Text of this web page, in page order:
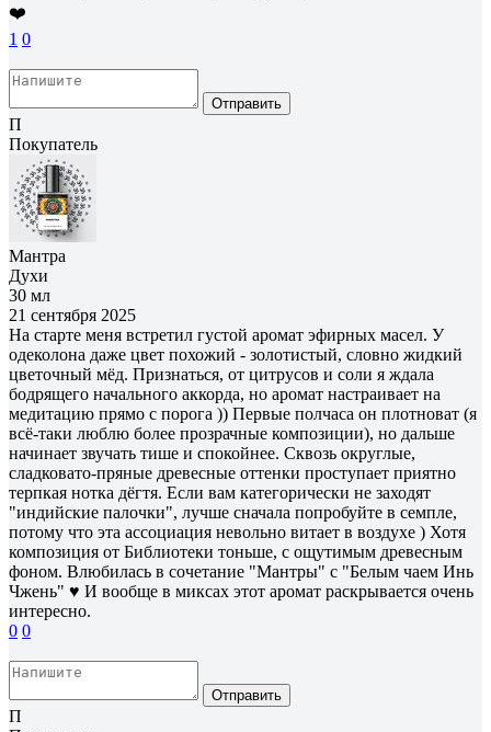
❤️
1 0
Отправить
П
Покупатель
Мантра
Духи
30 мл
21 сентября 2025
На старте меня встретил густой аромат эфирных масел. У
одеколона даже цвет похожий - золотистый, словно жидкий
цветочный мёд. Признаться, от цитрусов и соли я ждала
бодрящего начального аккорда, но аромат настраивает на
медитацию прямо с порога )) Первые полчаса он плотноват (я
всё-таки люблю более прозрачные композиции), но дальше
начинает звучать тише и спокойнее. Сквозь округлые,
сладковато-пряные древесные оттенки проступает приятно
терпкая нотка дёгтя. Если вам категорически не заходят
"индийские палочки", лучше сначала попробуйте в семпле,
потому что эта ассоциация невольно витает в воздухе ) Хотя
композиция от Библиотеки тоньше, с ощутимым древесным
фоном. Влюбилась в сочетание "Мантры" с "Белым чаем Инь
Чжень" ♥ И вообще в миксах этот аромат раскрывается очень
интересно.
0 0
Отправить
П